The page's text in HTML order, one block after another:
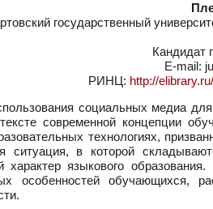
государственный
Кандидат
E-mail:
РИНЦ: http://
социальных медиа
современной концепции
технологиях,
ситуация, в которой
языкового образования.
особенностей обучающихся,